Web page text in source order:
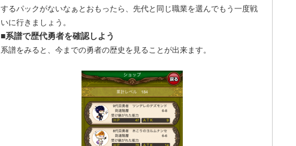
するパックがないなぁとおもったら、先代と同じ職業を選んでもう一度戦
いに行きましょう。
■系譜で歴代勇者を確認しよう
系譜をみると、今までの勇者の歴史を見ることが出来ます。